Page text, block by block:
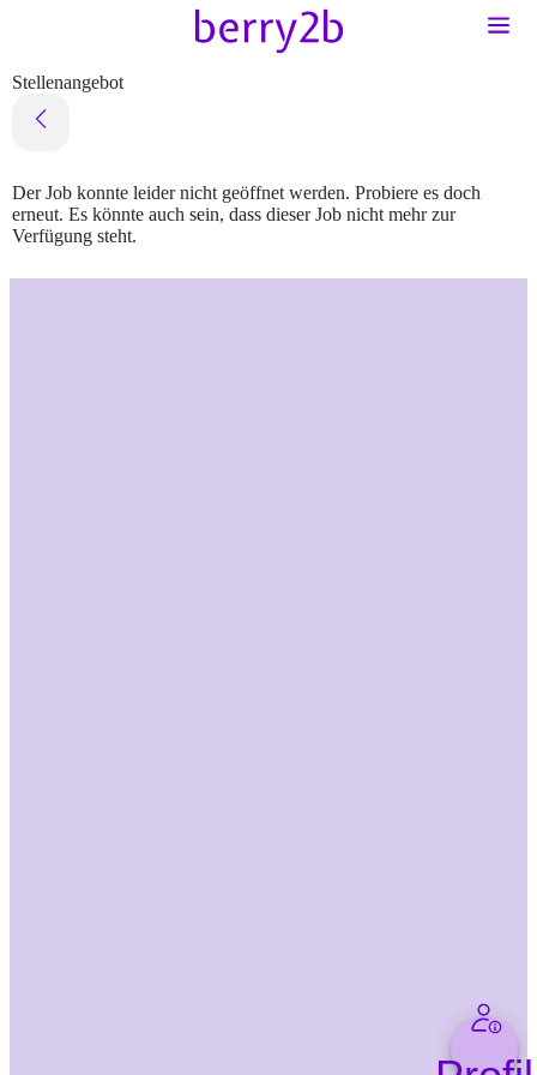
Stellenangebot
Der Job konnte leider nicht geöffnet werden. Probiere es doch
erneut. Es könnte auch sein, dass dieser Job nicht mehr zur
Verfügung steht.